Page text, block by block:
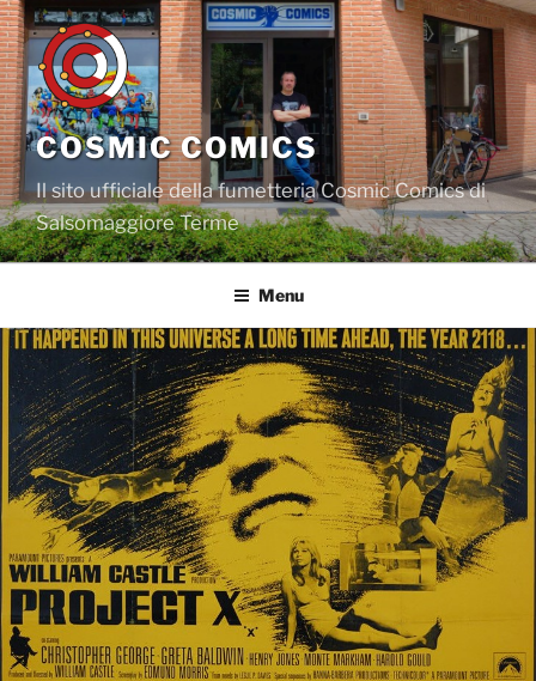
Salta
al
contenuto
COSMIC COMICS
Il sito ufficiale della fumetteria Cosmic Comics di
Salsomaggiore Terme
Menu